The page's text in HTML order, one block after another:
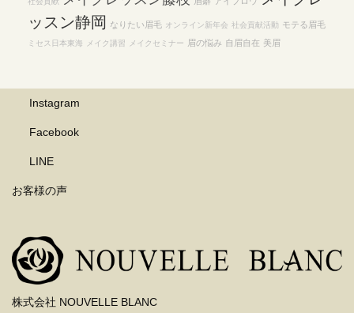
ッスン静岡
なりたい眉毛 オンライン新年会 社会貢献活動 モテる眉毛
ミセス日本東海 メイク講習 メイクセミナー 眉の悩み 自眉自在 美眉
Instagram
Facebook
LINE
お客様の声
株式会社 NOUVELLE BLANC